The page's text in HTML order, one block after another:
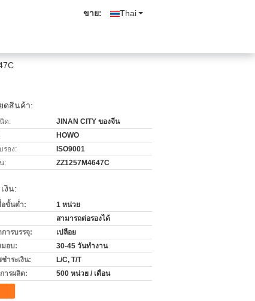
Thai
ขาย:
ดสินค้า:
ด:
JINAN CITY ของจีน
HOWO
รอง:
ISO9001
:
ZZ1257M4647C
งิน:
ขั้นต่ำ:
1 หน่วย
สามารถต่อรองได้
การบรรจุ:
เปลือย
มอบ:
30-45 วันทำงาน
ำระเงิน:
L/C, T/T
ารผลิต:
500 หน่วย / เดือน